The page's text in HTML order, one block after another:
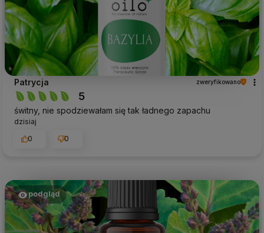
Patrycja zweryfikowano
5
świtny, nie spodziewałam się tak ładnego zapachu
dzisiaj
0
0
podgląd